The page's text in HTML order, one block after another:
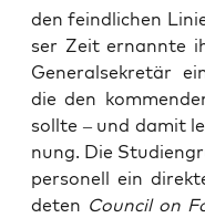
den feind­li­chen
ser Zeit ernann­te
Gene­ral­se­kre­tär
die den
soll­te – und damit
nung. Die
per­so­nell ein
de­ten Coun­cil on